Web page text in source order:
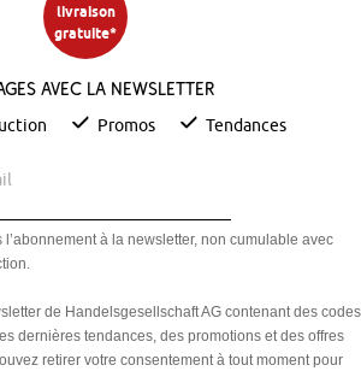
livraison
gratuite*
avec la newsletter
Promos Tendances
à la newsletter, non cumulable avec
de Handelsgesellschaft AG contenant des codes
dernières tendances, des promotions et des offres
retirer votre consentement à tout moment pour